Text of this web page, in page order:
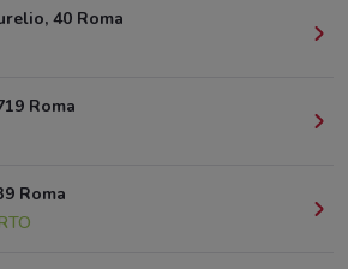
40 Roma
Roma
Roma